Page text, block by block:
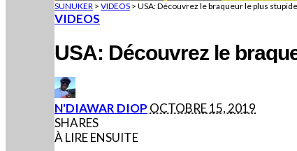
SUNUKER > VIDEOS > USA: Découvrez le braqueur le plus
VIDEOS
USA: Découvrez le
POSTED
BY
N'DIAWAR DIOP OCTOBRE 15, 2019
SHARES
À LIRE ENSUITE